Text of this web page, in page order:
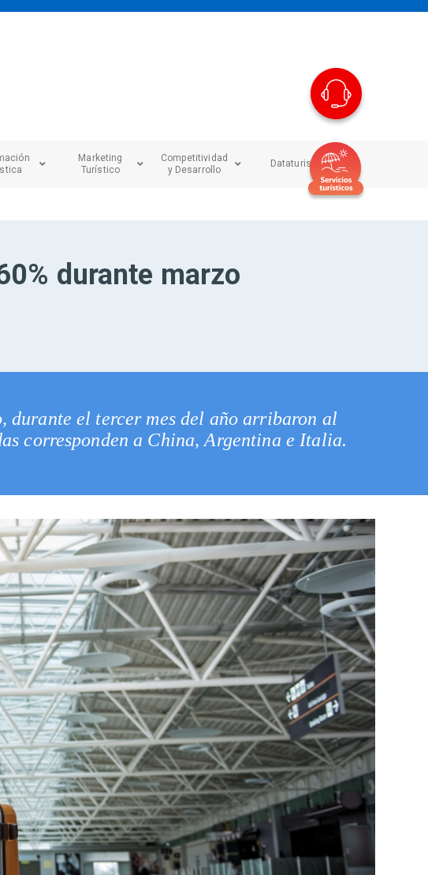
Marketing
Turístico
Competitividad
y Desarrollo
Dataturismo
durante marzo
durante el tercer mes del año arribaron al
corresponden a China, Argentina e Italia.